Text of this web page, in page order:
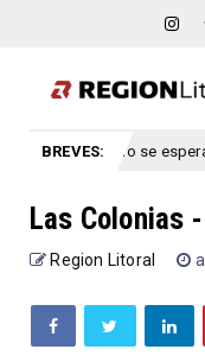
BREVES:
cuándo se esperan los
Las Colonias
Region Litoral